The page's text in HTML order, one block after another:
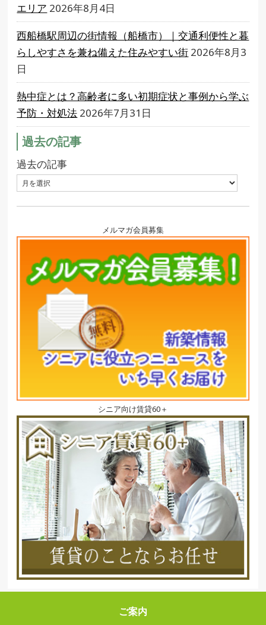
エリア 2026年8月4日
西船橋駅周辺の街情報（船橋市）｜交通利便性と暮
らしやすさを兼ね備えた住みやすい街 2026年8月3
日
熱中症とは？高齢者に多い初期症状と事例から学ぶ
予防・対処法 2026年7月31日
過去の記事
過去の記事
メルマガ会員募集
シニア向け賃貸60＋
ご案内